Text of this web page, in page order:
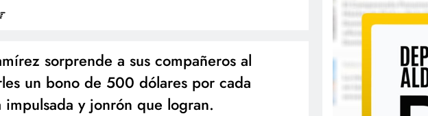
sorprende a sus compañeros al
un bono de 500 dólares por cada
impulsada y jonrón que logran.